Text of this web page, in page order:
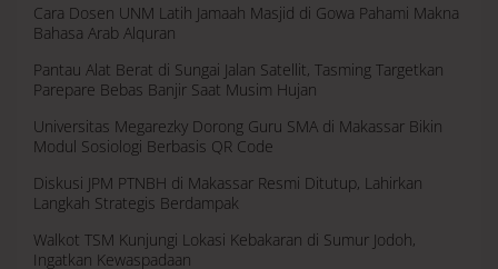
Cara Dosen UNM Latih Jamaah Masjid di Gowa Pahami Makna
Bahasa Arab Alquran
Pantau Alat Berat di Sungai Jalan Satellit, Tasming Targetkan
Parepare Bebas Banjir Saat Musim Hujan
Universitas Megarezky Dorong Guru SMA di Makassar Bikin
Modul Sosiologi Berbasis QR Code
Diskusi JPM PTNBH di Makassar Resmi Ditutup, Lahirkan
Langkah Strategis Berdampak
Walkot TSM Kunjungi Lokasi Kebakaran di Sumur Jodoh,
Ingatkan Kewaspadaan